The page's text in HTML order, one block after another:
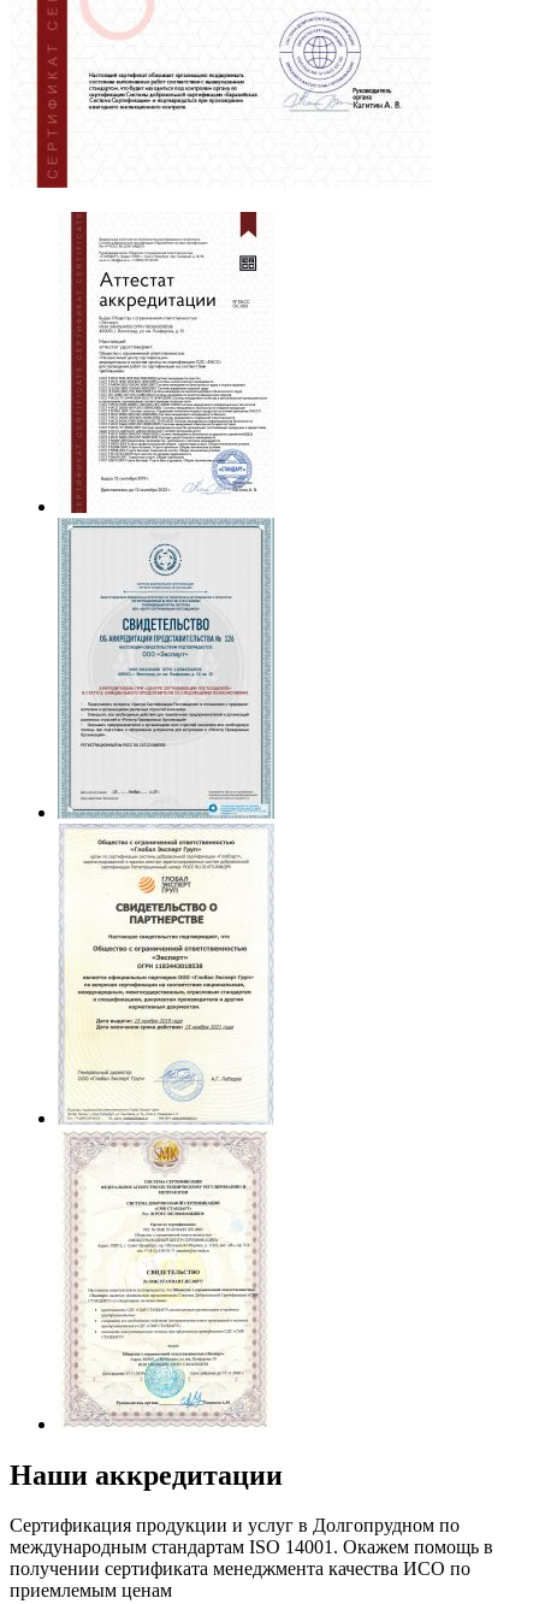
Наши аккредитации
Сертификация продукции и услуг в Долгопрудном по
международным стандартам ISO 14001. Окажем помощь в
получении сертификата менеджмента качества ИСО по
приемлемым ценам